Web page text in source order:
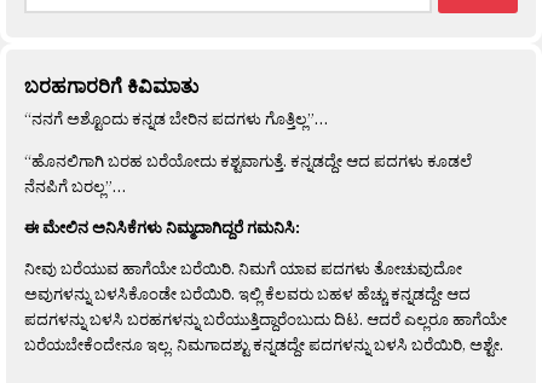
ಬರಹಗಾರರಿಗೆ ಕಿವಿಮಾತು
“ನನಗೆ ಅಶ್ಟೊಂದು ಕನ್ನಡ ಬೇರಿನ ಪದಗಳು ಗೊತ್ತಿಲ್ಲ”…
“ಹೊನಲಿಗಾಗಿ ಬರಹ ಬರೆಯೋದು ಕಶ್ಟವಾಗುತ್ತೆ. ಕನ್ನಡದ್ದೇ ಆದ ಪದಗಳು ಕೂಡಲೆ
ನೆನಪಿಗೆ ಬರಲ್ಲ”…
ಈ ಮೇಲಿನ ಅನಿಸಿಕೆಗಳು ನಿಮ್ಮದಾಗಿದ್ದರೆ ಗಮನಿಸಿ:
ನೀವು ಬರೆಯುವ ಹಾಗೆಯೇ ಬರೆಯಿರಿ. ನಿಮಗೆ ಯಾವ ಪದಗಳು ತೋಚುವುದೋ
ಅವುಗಳನ್ನು ಬಳಸಿಕೊಂಡೇ ಬರೆಯಿರಿ. ಇಲ್ಲಿ ಕೆಲವರು ಬಹಳ ಹೆಚ್ಚು ಕನ್ನಡದ್ದೇ ಆದ
ಪದಗಳನ್ನು ಬಳಸಿ ಬರಹಗಳನ್ನು ಬರೆಯುತ್ತಿದ್ದಾರೆಂಬುದು ದಿಟ. ಆದರೆ ಎಲ್ಲರೂ ಹಾಗೆಯೇ
ಬರೆಯಬೇಕೆಂದೇನೂ ಇಲ್ಲ. ನಿಮಗಾದಶ್ಟು ಕನ್ನಡದ್ದೇ ಪದಗಳನ್ನು ಬಳಸಿ ಬರೆಯಿರಿ, ಅಶ್ಟೇ.